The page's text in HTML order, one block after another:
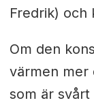
Fredrik) och
Om den
värmen mer
som är